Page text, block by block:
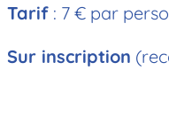
Tarif : 7 €
Sur inscription